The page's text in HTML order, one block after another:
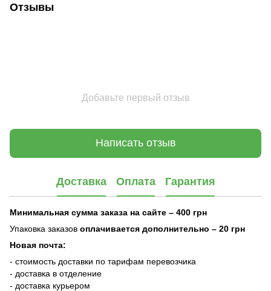
Отзывы
Добавьте первый отзыв
Написать отзыв
Доставка Оплата Гарантия
Минимальная сумма заказа на сайте – 400 грн
Упаковка заказов оплачивается дополнительно – 20 грн
Новая почта:
- стоимость доставки по тарифам перевозчика
- доставка в отделение
- доставка курьером